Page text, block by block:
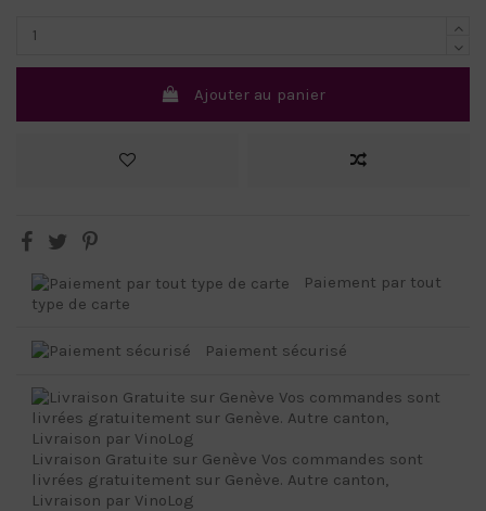
Ajouter au panier
Paiement par tout
type de carte
Paiement sécurisé
Livraison Gratuite sur Genève Vos commandes sont
livrées gratuitement sur Genève. Autre canton,
Livraison par VinoLog